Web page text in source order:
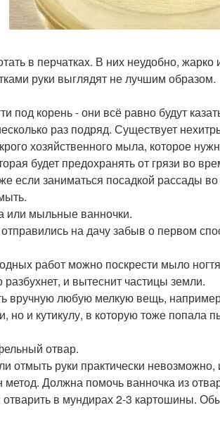
в перчатках. В них неудобно,
руки выглядят не лучшим образом.
под корень - они всё равно будут
раз подряд. Существует
хозяйственного мыла, которое
будет предохранять от грязи во
если заниматься посадкой рассады
или мыльные ванночки.
на дачу забыв о первом
работ можно поскрести мыло
и вытеснит частицы земли.
вручную любую мелкую вещь,
но и кутикулу, в которую тоже попала
отвар.
отмыть руки практически
Должна помочь ванночка из
отварить в мундирах 2-3 картошины.